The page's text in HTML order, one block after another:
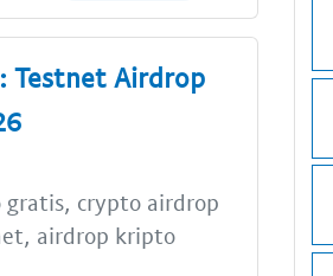
Testnet Airdrop
crypto airdrop
airdrop kripto